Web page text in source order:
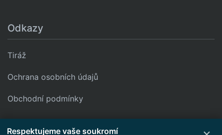
Odkazy
Tiráž
Ochrana osobních údajů
Obchodní podmínky
Google Maps jsou zablokovány. Aktivujte kategorii „Funkční“,
Respektujeme vaše soukromí